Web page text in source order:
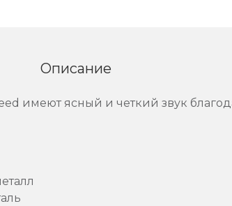
Описание
имеют ясный и четкий звук